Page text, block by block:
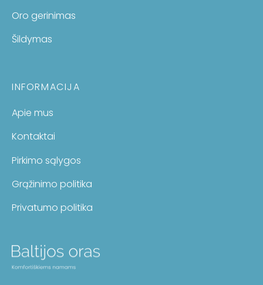
Oro gerinimas
Šildymas
INFORMACIJA
Apie mus
Kontaktai
Pirkimo sąlygos
Grąžinimo politika
Privatumo politika